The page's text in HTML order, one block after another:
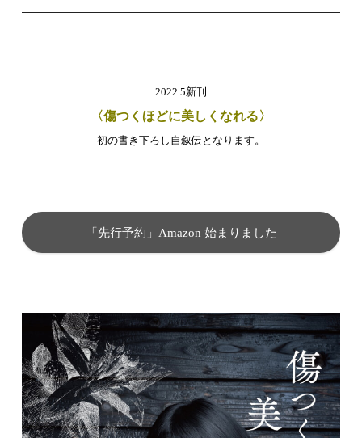
2022.5新刊
〈傷つくほどに美しくなれる〉
初の書き下ろし自叙伝となります。
「先行予約」Amazon 始まりました